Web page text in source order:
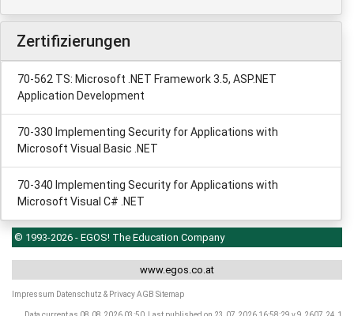
Zertifizierungen
70-562 TS: Microsoft .NET Framework 3.5, ASP.NET
Application Development
70-330 Implementing Security for Applications with
Microsoft Visual Basic .NET
70-340 Implementing Security for Applications with
Microsoft Visual C# .NET
© 1993-2026 - EGOS! The Education Company
www.egos.co.at
Impressum Datenschutz & PrivacyAGB Sitemap